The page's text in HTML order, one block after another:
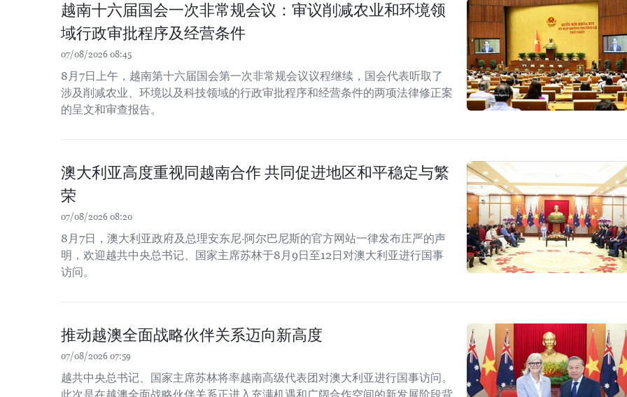
越南十六届国会一次非常规会议：审议削减农业和环境领
域行政审批程序及经营条件
07/08/2026 08:45
8月7日上午，越南第十六届国会第一次非常规会议议程继续，国会代表听取了
涉及削减农业、环境以及科技领域的行政审批程序和经营条件的两项法律修正案
的呈文和审查报告。
澳大利亚高度重视同越南合作 共同促进地区和平稳定与繁
荣
07/08/2026 08:20
8月7日，澳大利亚政府及总理安东尼·阿尔巴尼斯的官方网站一律发布庄严的声
明，欢迎越共中央总书记、国家主席苏林于8月9日至12日对澳大利亚进行国事
访问。
推动越澳全面战略伙伴关系迈向新高度
07/08/2026 07:59
越共中央总书记、国家主席苏林将率越南高级代表团对澳大利亚进行国事访问。